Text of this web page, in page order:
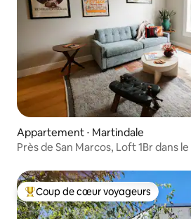
Appartement ⋅ Martindale
Près de San Marcos, Loft 1Br dans
Coups de cœur voyageurs les plus
Coup de cœur voyageurs